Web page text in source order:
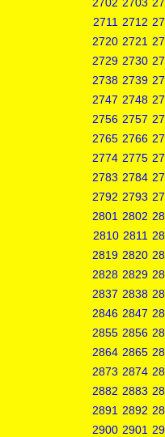
2711 2712
2720 2721
2729 2730
2738 2739
2747 2748
2756 2757
2765 2766
2774 2775
2783 2784
2792 2793
2801 2802
2810 2811
2819 2820
2828 2829
2837 2838
2846 2847
2855 2856
2864 2865
2873 2874
2882 2883
2891 2892
2900 2901